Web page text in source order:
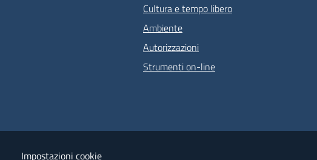
Cultura e tempo libero
Ambiente
Autorizzazioni
Strumenti on-line
Impostazioni cookie